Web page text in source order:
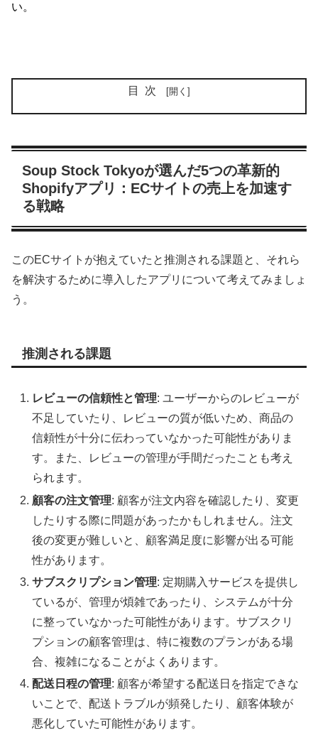
い。
目次
Soup Stock Tokyoが選んだ5つの革新的
Shopifyアプリ：ECサイトの売上を加速す
る戦略
このECサイトが抱えていたと推測される課題と、それら
を解決するために導入したアプリについて考えてみましょ
う。
推測される課題
レビューの信頼性と管理: ユーザーからのレビューが
不足していたり、レビューの質が低いため、商品の
信頼性が十分に伝わっていなかった可能性がありま
す。また、レビューの管理が手間だったことも考え
られます。
顧客の注文管理: 顧客が注文内容を確認したり、変更
したりする際に問題があったかもしれません。注文
後の変更が難しいと、顧客満足度に影響が出る可能
性があります。
サブスクリプション管理: 定期購入サービスを提供し
ているが、管理が煩雑であったり、システムが十分
に整っていなかった可能性があります。サブスクリ
プションの顧客管理は、特に複数のプランがある場
合、複雑になることがよくあります。
配送日程の管理: 顧客が希望する配送日を指定できな
いことで、配送トラブルが頻発したり、顧客体験が
悪化していた可能性があります。